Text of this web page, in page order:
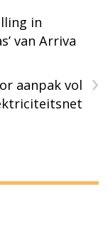
in
van Arriva
›
aanpak vol